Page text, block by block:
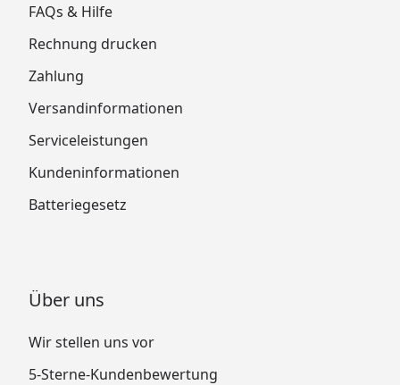
FAQs & Hilfe
Rechnung drucken
Zahlung
Versandinformationen
Serviceleistungen
Kundeninformationen
Batteriegesetz
Über uns
Wir stellen uns vor
5-Sterne-Kundenbewertung